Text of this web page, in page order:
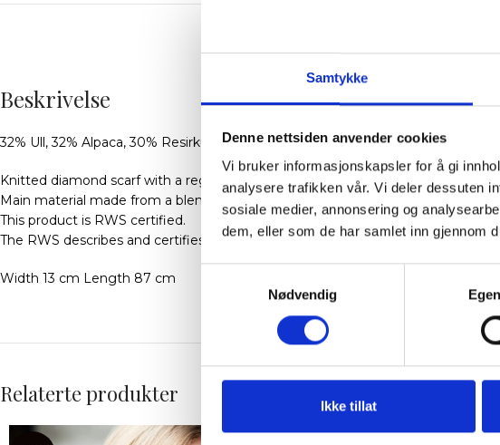
Samtykke
Denne nettsiden anvender cookies
Vi bruker informasjonskapsler for å gi
analysere trafikken vår. Vi deler dessuten
sosiale medier, annonsering og
dem, eller som de har samlet inn gjennom
Nødvendig
Ikke tillat
Beskrivelse
32% Ull, 32% Alpaca, 30% Resirkulert Polyester, 6% Elastan
Knitted diamond scarf with a regular fit.
Main material made from a blend with wool and alpaca wool.
This product is RWS certified.
The RWS describes and certifies animal welfare and land management
Width 13 cm Length 87 cm
Relaterte produkter